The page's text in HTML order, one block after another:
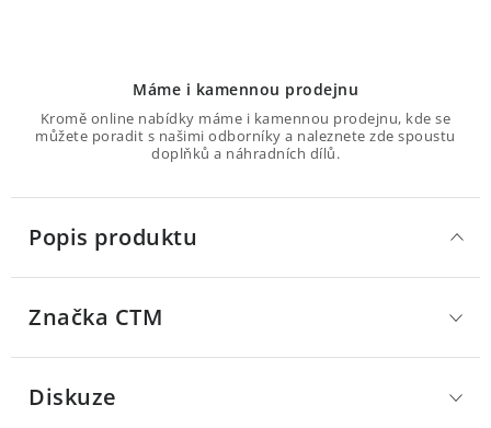
Máme i kamennou prodejnu
Kromě online nabídky máme i kamennou prodejnu, kde se
můžete poradit s našimi odborníky a naleznete zde spoustu
doplňků a náhradních dílů.
Popis produktu
Značka CTM
Diskuze